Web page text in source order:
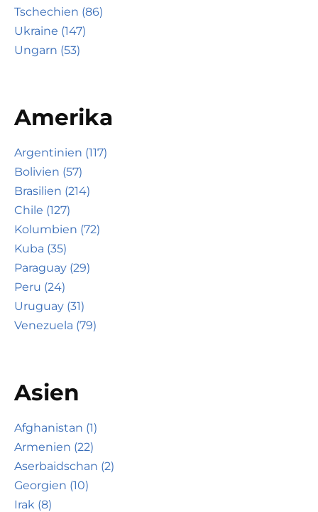
Tschechien (86)
Ukraine (147)
Ungarn (53)
Amerika
Argentinien (117)
Bolivien (57)
Brasilien (214)
Chile (127)
Kolumbien (72)
Kuba (35)
Paraguay (29)
Peru (24)
Uruguay (31)
Venezuela (79)
Asien
Afghanistan (1)
Armenien (22)
Aserbaidschan (2)
Georgien (10)
Irak (8)